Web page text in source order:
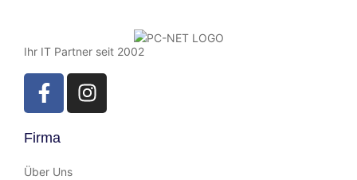
Ihr IT Partner seit 2002
Firma
Über Uns